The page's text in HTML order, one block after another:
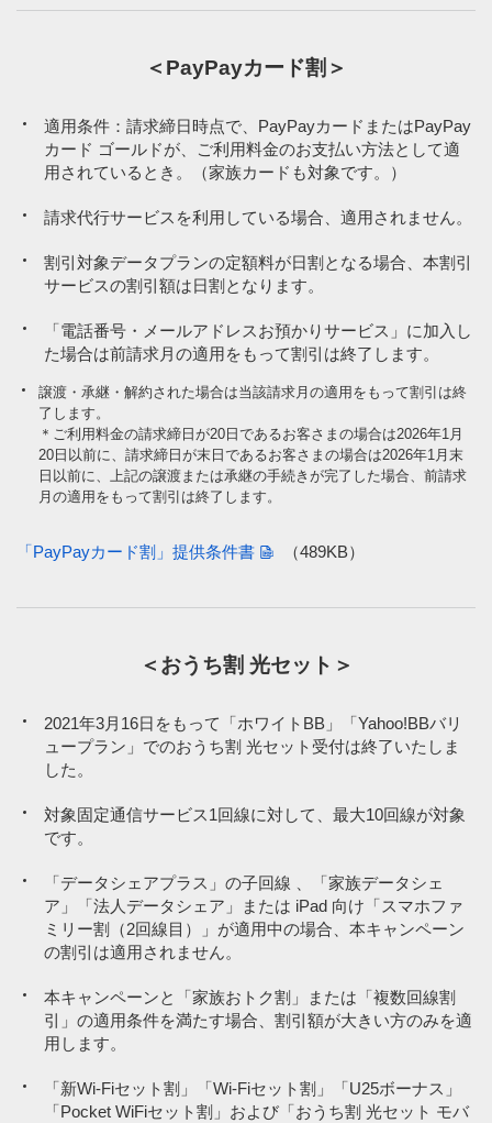
＜PayPayカード割＞
適用条件：請求締日時点で、PayPayカードまたはPayPay
カード ゴールドが、ご利用料金のお支払い方法として適
用されているとき。（家族カードも対象です。）
請求代行サービスを利用している場合、適用されません。
割引対象データプランの定額料が日割となる場合、本割引
サービスの割引額は日割となります。
「電話番号・メールアドレスお預かりサービス」に加入し
た場合は前請求月の適用をもって割引は終了します。
譲渡・承継・解約された場合は当該請求月の適用をもって割引は終
了します。
＊ご利用料金の請求締日が20日であるお客さまの場合は2026年1月
20日以前に、請求締日が末日であるお客さまの場合は2026年1月末
日以前に、上記の譲渡または承継の手続きが完了した場合、前請求
月の適用をもって割引は終了します。
「PayPayカード割」提供条件書 （489KB）
＜おうち割 光セット＞
2021年3月16日をもって「ホワイトBB」「Yahoo!BBバリ
ュープラン」でのおうち割 光セット受付は終了いたしま
した。
対象固定通信サービス1回線に対して、最大10回線が対象
です。
「データシェアプラス」の子回線 、「家族データシェ
ア」「法人データシェア」または iPad 向け「スマホファ
ミリー割（2回線目）」が適用中の場合、本キャンペーン
の割引は適用されません。
本キャンペーンと「家族おトク割」または「複数回線割
引」の適用条件を満たす場合、割引額が大きい方のみを適
用します。
「新Wi-Fiセット割」「Wi-Fiセット割」「U25ボーナス」
「Pocket WiFiセット割」および「おうち割 光セット モバ